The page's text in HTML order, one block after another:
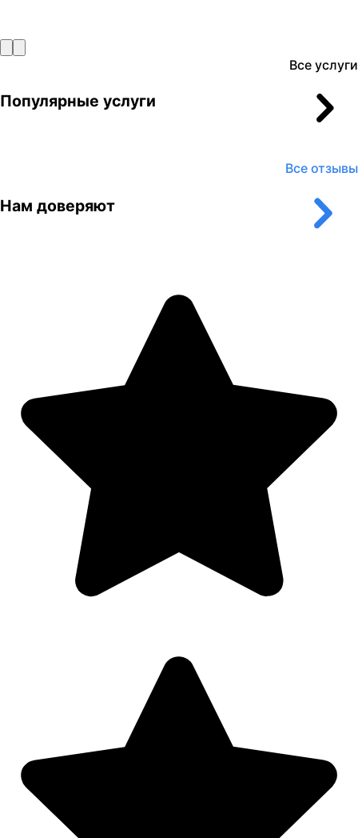
Популярные услуги
Все услуги
Нам доверяют
Все отзывы